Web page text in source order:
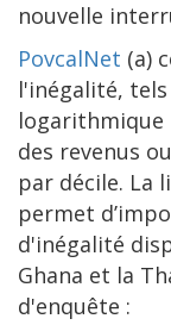
nouvelle
PovcalNet (a)
l'inégalité,
logarithmique
des revenus
par décile. La
permet
d'inégalité
Ghana et la
d'enquête :